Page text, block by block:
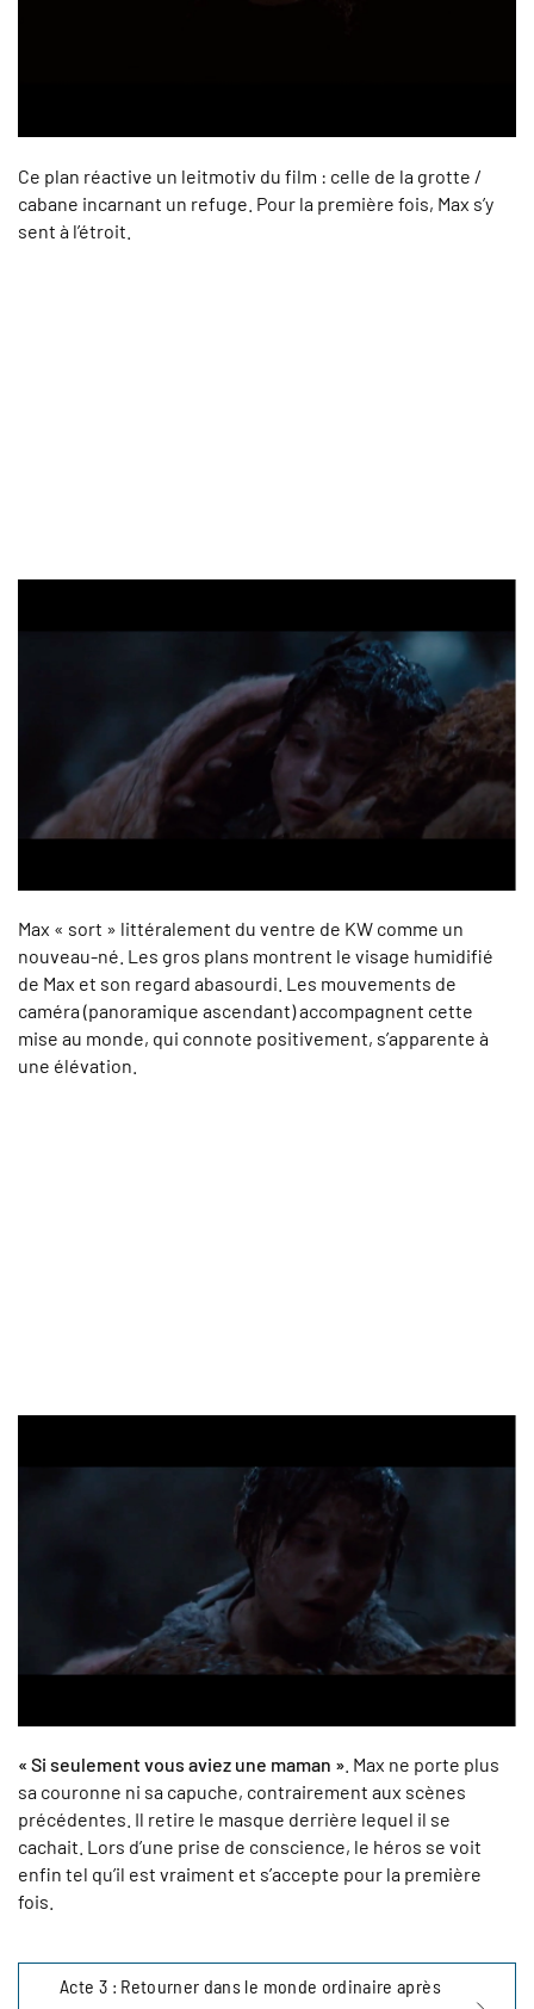
Ce plan réactive un leitmotiv du film : celle de la grotte /
cabane incarnant un refuge. Pour la première fois, Max s’y
sent à l’étroit.
Max « sort » littéralement du ventre de KW comme un
nouveau-né. Les gros plans montrent le visage humidifié
de Max et son regard abasourdi. Les mouvements de
caméra (panoramique ascendant) accompagnent cette
mise au monde, qui connote positivement, s’apparente à
une élévation.
« Si seulement vous aviez une maman » . Max ne porte plus
sa couronne ni sa capuche, contrairement aux scènes
précédentes. Il retire le masque derrière lequel il se
cachait. Lors d’une prise de conscience, le héros se voit
enfin tel qu’il est vraiment et s’accepte pour la première
fois.
Acte 3 : Retourner dans le monde ordinaire après